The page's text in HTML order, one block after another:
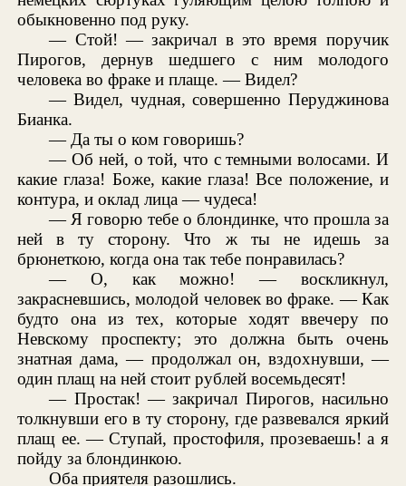
обыкновенно под руку.
— Стой! — закричал в это время поручик
Пирогов, дернув шедшего с ним молодого
человека во фраке и плаще. — Видел?
— Видел, чудная, совершенно Перуджинова
Бианка.
— Да ты о ком говоришь?
— Об ней, о той, что с темными волосами. И
какие глаза! Боже, какие глаза! Все положение, и
контура, и оклад лица — чудеса!
— Я говорю тебе о блондинке, что прошла за
ней в ту сторону. Что ж ты не идешь за
брюнеткою, когда она так тебе понравилась?
— О, как можно! — воскликнул,
закрасневшись, молодой человек во фраке. — Как
будто она из тех, которые ходят ввечеру по
Невскому проспекту; это должна быть очень
знатная дама, — продолжал он, вздохнувши, —
один плащ на ней стоит рублей восемьдесят!
— Простак! — закричал Пирогов, насильно
толкнувши его в ту сторону, где развевался яркий
плащ ее. — Ступай, простофиля, прозеваешь! а я
пойду за блондинкою.
Оба приятеля разошлись.